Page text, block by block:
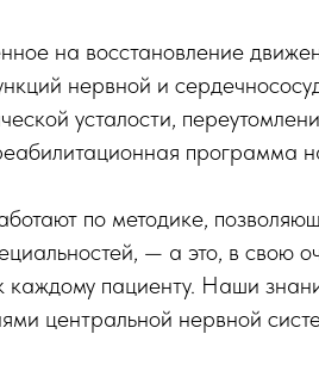
на восстановление
нервной и
усталости,
программа
по методике,
— а это, в свою
каждому пациенту. Наши
центральной нервной